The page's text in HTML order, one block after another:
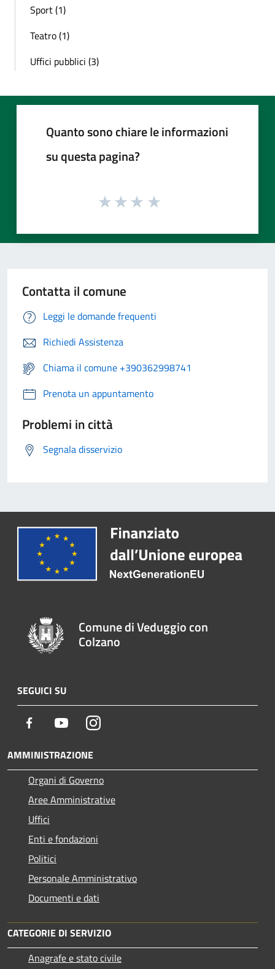
Sport (1)
Teatro (1)
Uffici pubblici (3)
Quanto sono chiare le informazioni
su questa pagina?
Contatta il comune
Leggi le domande frequenti
Richiedi Assistenza
Chiama il comune +390362998741
Prenota un appuntamento
Problemi in città
Segnala disservizio
Comune di Veduggio con
Colzano
SEGUICI SU
Facebook YoutubeInstagram
AMMINISTRAZIONE
Organi di Governo
Aree Amministrative
Uffici
Enti e fondazioni
Politici
Personale Amministrativo
Documenti e dati
CATEGORIE DI SERVIZIO
Anagrafe e stato civile